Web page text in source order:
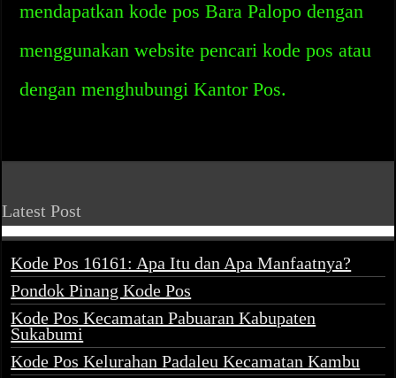
mendapatkan kode pos Bara Palopo dengan
menggunakan website pencari kode pos atau
dengan menghubungi Kantor Pos.
Latest Post
Kode Pos 16161: Apa Itu dan Apa Manfaatnya?
Pondok Pinang Kode Pos
Kode Pos Kecamatan Pabuaran Kabupaten
Sukabumi
Kode Pos Kelurahan Padaleu Kecamatan Kambu